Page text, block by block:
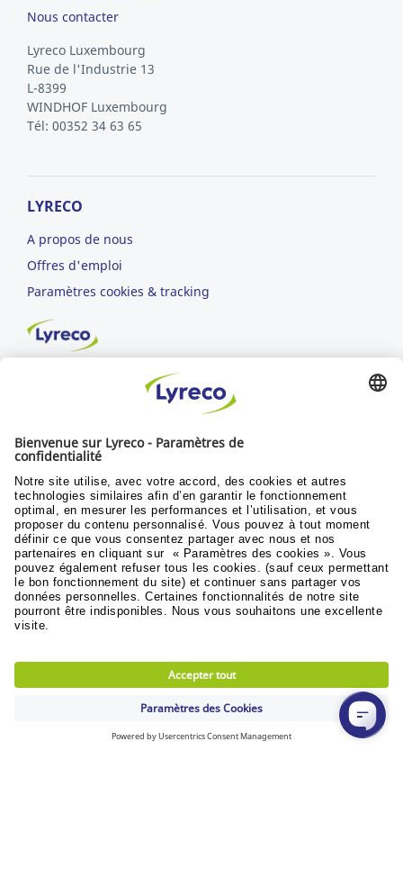
Nous contacter
Lyreco Luxembourg
Rue de l'Industrie 13
L-8399
WINDHOF Luxembourg
Tél: 00352 34 63 65
LYRECO
A propos de nous
Offres d'emploi
Paramètres cookies & tracking
LIVRAISON GRATUITE
pour toute commande à partir de 125 €
LIVRAISON SOUS 24 HEURES
pour toute commande passée avant 17h
RETOUR GRATUIT
30 jours pour changer d'avis (sauf produits non
retournables)
Découvrez toutes les vidéos
Politique RSE
Durabilité
Objectifs du développement